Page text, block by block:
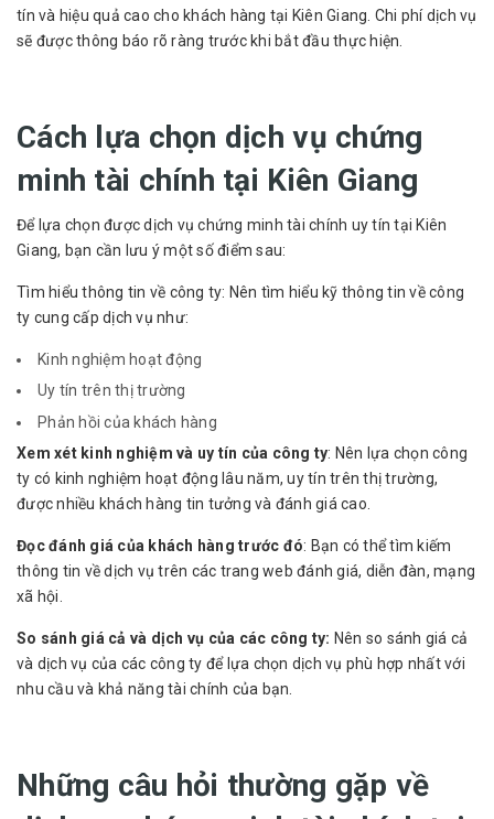
tín và hiệu quả cao cho khách hàng tại Kiên Giang. Chi phí dịch vụ
sẽ được thông báo rõ ràng trước khi bắt đầu thực hiện.
Cách lựa chọn dịch vụ chứng
minh tài chính tại Kiên Giang
Để lựa chọn được dịch vụ chứng minh tài chính uy tín tại Kiên
Giang, bạn cần lưu ý một số điểm sau:
Tìm hiểu thông tin về công ty: Nên tìm hiểu kỹ thông tin về công
ty cung cấp dịch vụ như:
Kinh nghiệm hoạt động
Uy tín trên thị trường
Phản hồi của khách hàng
Xem xét kinh nghiệm và uy tín của công ty: Nên lựa chọn công
ty có kinh nghiệm hoạt động lâu năm, uy tín trên thị trường,
được nhiều khách hàng tin tưởng và đánh giá cao.
Đọc đánh giá của khách hàng trước đó: Bạn có thể tìm kiếm
thông tin về dịch vụ trên các trang web đánh giá, diễn đàn, mạng
xã hội.
So sánh giá cả và dịch vụ của các công ty: Nên so sánh giá cả
và dịch vụ của các công ty để lựa chọn dịch vụ phù hợp nhất với
nhu cầu và khả năng tài chính của bạn.
Những câu hỏi thường gặp về